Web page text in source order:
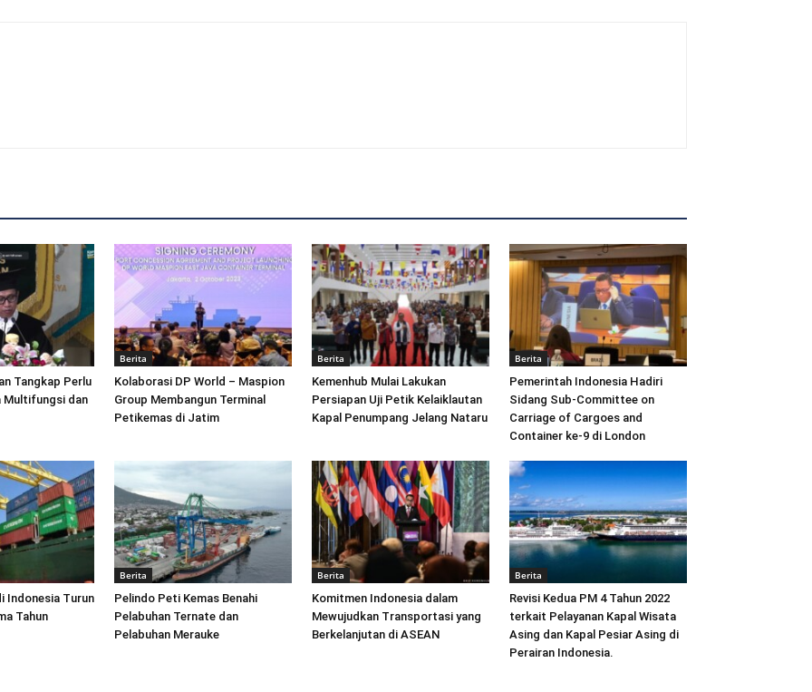
Tangkap Perlu
Multifungsi dan
Berita
Kolaborasi DP World – Maspion
Group Membangun Terminal
Petikemas di Jatim
Berita
Kemenhub Mulai Lakukan
Persiapan Uji Petik Kelaiklautan
Kapal Penumpang Jelang Nataru
Berita
Pemerintah Indonesia Hadiri
Sidang Sub-Committee on
Carriage of Cargoes and
Container ke-9 di London
Indonesia Turun
Tahun
Berita
Pelindo Peti Kemas Benahi
Pelabuhan Ternate dan
Pelabuhan Merauke
Berita
Komitmen Indonesia dalam
Mewujudkan Transportasi yang
Berkelanjutan di ASEAN
Berita
Revisi Kedua PM 4 Tahun 2022
terkait Pelayanan Kapal Wisata
Asing dan Kapal Pesiar Asing di
Perairan Indonesia.